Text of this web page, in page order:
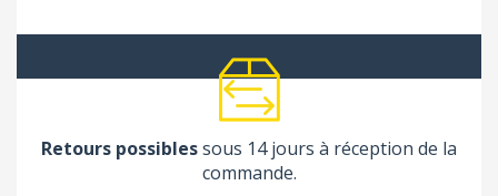
Retours possiblessous 14 jours à réception de la
commande.